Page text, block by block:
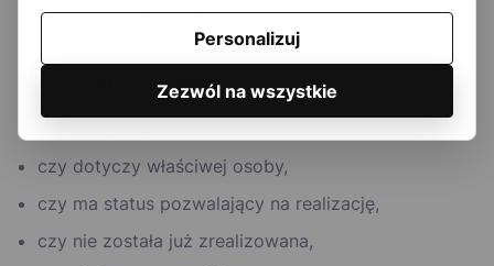
ważności i dane pacjenta.
Na co zwrócić uwagę?
czy dotyczy właściwej osoby,
czy ma status pozwalający na realizację,
czy nie została już zrealizowana,
Personalizuj
Zezwól na wszystkie